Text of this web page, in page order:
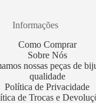
Informações
Como Comprar
Sobre Nós
nossas peças de
qualidade
Política de Privacidade
de Trocas e